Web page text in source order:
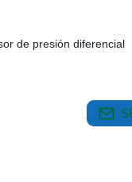
de presión diferencial